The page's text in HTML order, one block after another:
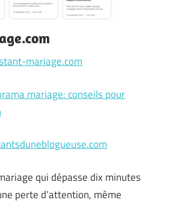
mariage.com
mariage: conseils pour
qui dépasse dix minutes
perte d’attention, même